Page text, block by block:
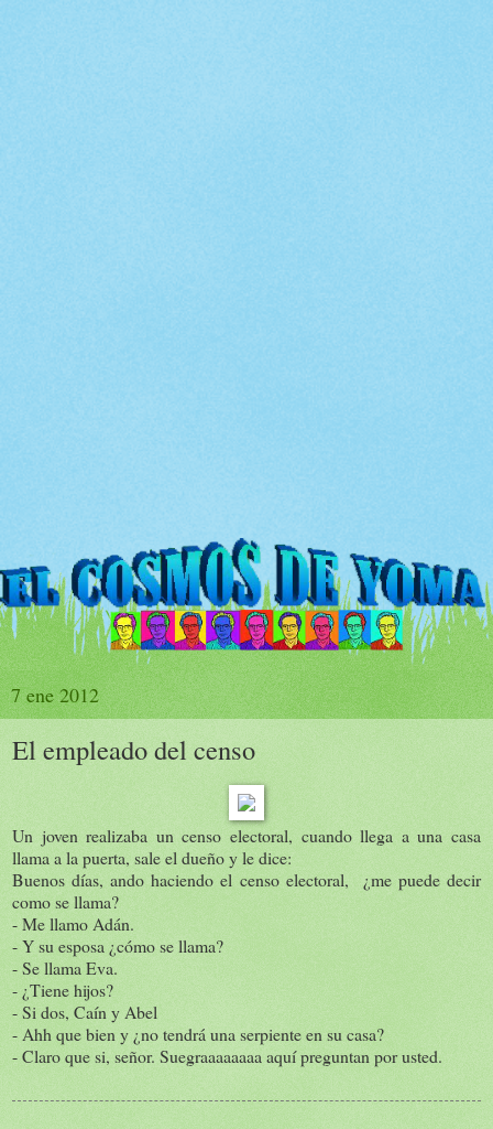
7 ene 2012
El empleado del censo
Un joven realizaba un censo electoral, cuando llega a una casa
llama a la puerta, sale el dueño y le dice:
Buenos días, ando haciendo el censo electoral, ¿me puede decir
como se llama?
- Me llamo Adán.
- Y su esposa ¿cómo se llama?
- Se llama Eva.
- ¿Tiene hijos?
- Si dos, Caín y Abel
- Ahh que bien y ¿no tendrá una serpiente en su casa?
- Claro que si, señor. Suegraaaaaaaa aquí preguntan por usted.